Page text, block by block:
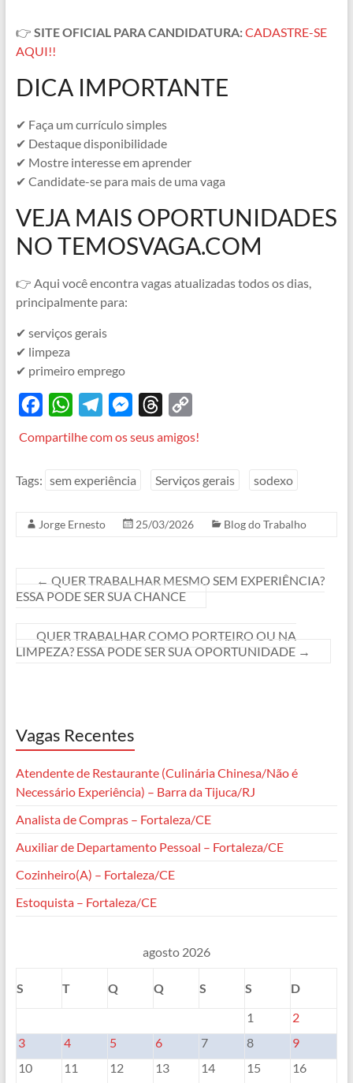
👉 SITE OFICIAL PARA CANDIDATURA:CADASTRE-SE
AQUI!!
DICA IMPORTANTE
✔ Faça um currículo simples
✔ Destaque disponibilidade
✔ Mostre interesse em aprender
✔ Candidate-se para mais de uma vaga
VEJA MAIS OPORTUNIDADES
NO TEMOSVAGA.COM
👉 Aqui você encontra vagas atualizadas todos os dias,
principalmente para:
✔ serviços gerais
✔ limpeza
✔ primeiro emprego
o
W
t
A
e
r
M
s
n
r
e
d
y
i
Compartilhe com os seus amigos!
Tags: sem experiência Serviços gerais sodexo
Jorge Ernesto 25/03/2026 Blog do Trabalho
← QUER TRABALHAR MESMO SEM EXPERIÊNCIA?
ESSA PODE SER SUA CHANCE
QUER TRABALHAR COMO PORTEIRO OU NA
LIMPEZA? ESSA PODE SER SUA OPORTUNIDADE →
Vagas Recentes
Atendente de Restaurante (Culinária Chinesa/Não é
Necessário Experiência) – Barra da Tijuca/RJ
Analista de Compras – Fortaleza/CE
Auxiliar de Departamento Pessoal – Fortaleza/CE
Cozinheiro(A) – Fortaleza/CE
Estoquista – Fortaleza/CE
agosto 2026
S T Q Q S S
D
1
2
3
4 5 6 7 8
9
10
11 12 13 14 15
16